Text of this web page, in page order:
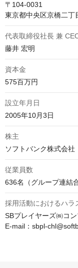
〒104-0031
東京都中央区京橋二
代表取締役社長 兼
藤井 宏明
資本金
575百万円
設立年月日
2005年10月3日
株主
ソフトバンク株式会社
従業員数
636名（グループ連結
採用活動におけるハラ
SBプレイヤーズ㈱コ
E-mail：sbpl-